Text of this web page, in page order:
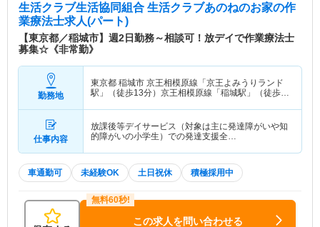
育つ子どもや大人にとっても頼れるステーションと
して、親子ひろばなどのイベントも開催していま
す。
生活クラブ生活協同組合 生活クラブあのねのお家の作
業療法士求人(パート)
【東京都／稲城市】週2日勤務～相談可！放デイで作業療法士
募集☆《非常勤》
勤務地
東京都 稲城市 京王相模原線「京王よみうりランド
駅」（徒歩13分）京王相模原線「稲城駅」（徒歩
仕事内容
放課後等デイサービス（対象は主に発達障がいや知
的障がいの小学生）での発達支援全…
車通勤可 未経験OK 土日祝休 積極採用中
この求人を問い合わせる